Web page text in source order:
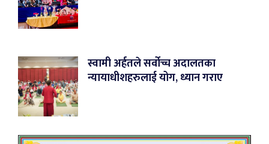
स्वामी अर्हतले सर्वोच्च अदालतका
न्यायाधीशहरुलाई योग, ध्यान गराए